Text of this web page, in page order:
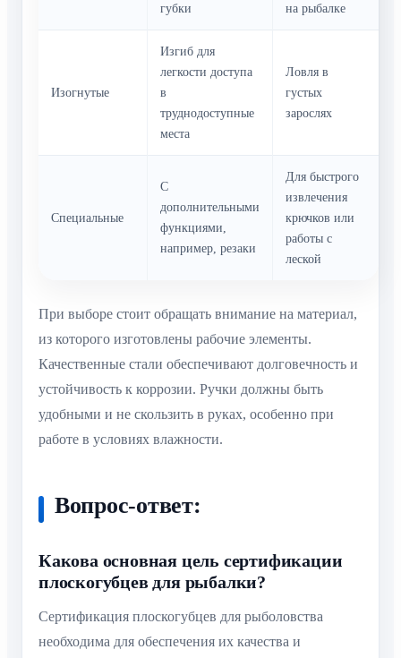
губки
на рыбалке
Изогнутые
Изгиб для
легкости доступа
в
труднодоступные
места
Ловля в
густых
зарослях
Специальные
С
дополнительными
функциями,
например, резаки
Для быстрого
извлечения
крючков или
работы с
леской
При выборе стоит обращать внимание на материал,
из которого изготовлены рабочие элементы.
Качественные стали обеспечивают долговечность и
устойчивость к коррозии. Ручки должны быть
удобными и не скользить в руках, особенно при
работе в условиях влажности.
Вопрос-ответ:
Какова основная цель сертификации
плоскогубцев для рыбалки?
Сертификация плоскогубцев для рыболовства
необходима для обеспечения их качества и